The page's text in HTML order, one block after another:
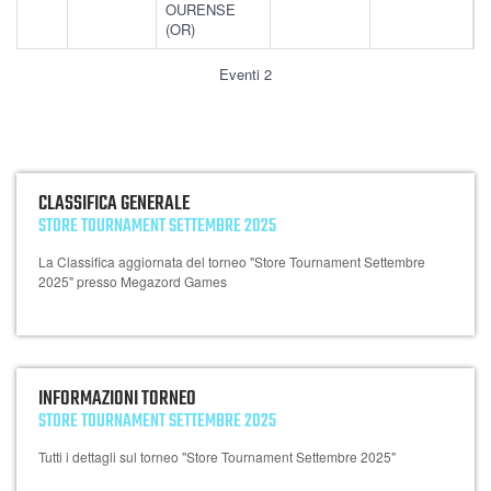
OURENSE
(OR)
Eventi 2
CLASSIFICA GENERALE
STORE TOURNAMENT SETTEMBRE 2025
La Classifica aggiornata del torneo "Store Tournament Settembre
2025" presso Megazord Games
INFORMAZIONI TORNEO
STORE TOURNAMENT SETTEMBRE 2025
Tutti i dettagli sul torneo "Store Tournament Settembre 2025"